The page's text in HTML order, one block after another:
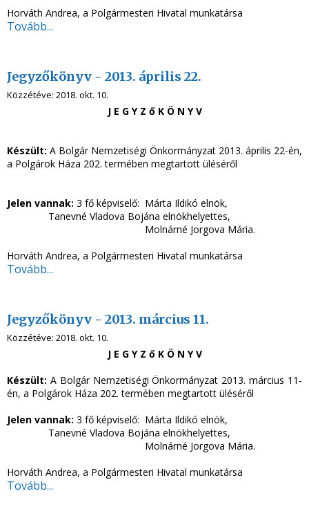
Horváth Andrea, a Polgármesteri Hivatal munkatársa
Tovább...
Jegyzőkönyv - 2013. április 22.
Közzétéve: 2018. okt. 10.
J E G Y Z ő K Ö N Y V
Készült: A Bolgár Nemzetiségi Önkormányzat 2013. április 22-én,
a Polgárok Háza 202. termében megtartott üléséről
Jelen vannak: 3 fő képviselő: Márta Ildikó elnök,
Tanevné Vladova Bojána elnökhelyettes,
Molnárné Jorgova Mária.
Horváth Andrea, a Polgármesteri Hivatal munkatársa
Tovább...
Jegyzőkönyv - 2013. március 11.
Közzétéve: 2018. okt. 10.
J E G Y Z ő K Ö N Y V
Készült: A Bolgár Nemzetiségi Önkormányzat 2013. március 11-
én, a Polgárok Háza 202. termében megtartott üléséről
Jelen vannak: 3 fő képviselő: Márta Ildikó elnök,
Tanevné Vladova Bojána elnökhelyettes,
Molnárné Jorgova Mária.
Horváth Andrea, a Polgármesteri Hivatal munkatársa
Tovább...